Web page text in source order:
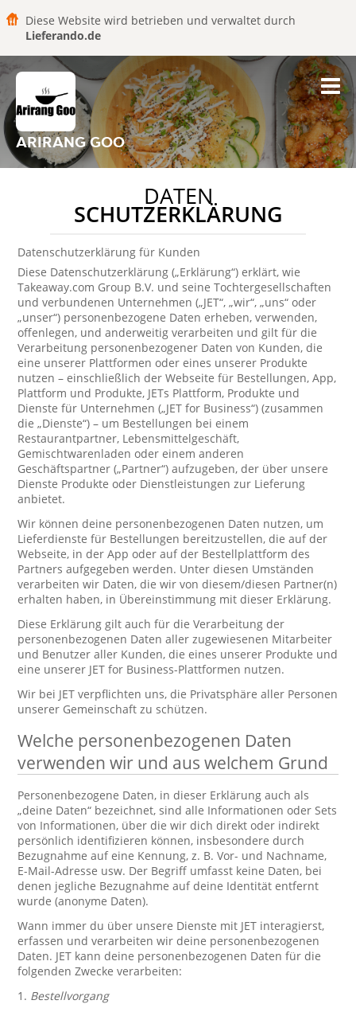
Diese Website wird betrieben und verwaltet durch
Lieferando.de
ARIRANG GOO
DATEN
SCHUTZERKLÄRUNG
Datenschutzerklärung für Kunden
Diese Datenschutzerklärung („Erklärung“) erklärt, wie
Takeaway.com Group B.V. und seine Tochtergesellschaften
und verbundenen Unternehmen („JET“, „wir“, „uns“ oder
„unser“) personenbezogene Daten erheben, verwenden,
offenlegen, und anderweitig verarbeiten und gilt für die
Verarbeitung personenbezogener Daten von Kunden, die
eine unserer Plattformen oder eines unserer Produkte
nutzen – einschließlich der Webseite für Bestellungen, App,
Plattform und Produkte, JETs Plattform, Produkte und
Dienste für Unternehmen („JET for Business“) (zusammen
die „Dienste“) – um Bestellungen bei einem
Restaurantpartner, Lebensmittelgeschäft,
Gemischtwarenladen oder einem anderen
Geschäftspartner („Partner“) aufzugeben, der über unsere
Dienste Produkte oder Dienstleistungen zur Lieferung
anbietet.
Wir können deine personenbezogenen Daten nutzen, um
Lieferdienste für Bestellungen bereitzustellen, die auf der
Webseite, in der App oder auf der Bestellplattform des
Partners aufgegeben werden. Unter diesen Umständen
verarbeiten wir Daten, die wir von diesem/diesen Partner(n)
erhalten haben, in Übereinstimmung mit dieser Erklärung.
Diese Erklärung gilt auch für die Verarbeitung der
personenbezogenen Daten aller zugewiesenen Mitarbeiter
und Benutzer aller Kunden, die eines unserer Produkte und
eine unserer JET for Business-Plattformen nutzen.
Wir bei JET verpflichten uns, die Privatsphäre aller Personen
unserer Gemeinschaft zu schützen.
Welche personenbezogenen Daten
verwenden wir und aus welchem Grund
Personenbezogene Daten, in dieser Erklärung auch als
„deine Daten“ bezeichnet, sind alle Informationen oder Sets
von Informationen, über die wir dich direkt oder indirekt
persönlich identifizieren können, insbesondere durch
Bezugnahme auf eine Kennung, z. B. Vor- und Nachname,
E-Mail-Adresse usw. Der Begriff umfasst keine Daten, bei
denen jegliche Bezugnahme auf deine Identität entfernt
wurde (anonyme Daten).
Wann immer du über unsere Dienste mit JET interagierst,
erfassen und verarbeiten wir deine personenbezogenen
Daten. JET kann deine personenbezogenen Daten für die
folgenden Zwecke verarbeiten:
1. Bestellvorgang